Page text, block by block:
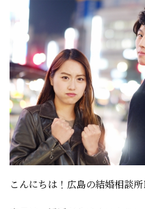
ご成婚ま
料金
サービス
よくあ
こんにちは！広島の結婚相談